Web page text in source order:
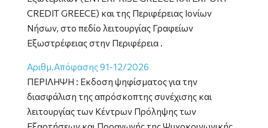
CREDIT GREECE) και της Περιφέρειας Ιονίων
Νήσων, στο πεδίο λειτουργίας Γραφείων
Εξωστρέφειας στην Περιφέρεια .
Αριθμ.Απόφασης 91-12/2026
ΠΕΡΙΛΗΨΗ : Εκδοση ψηφίσματος για την
διασφάλιση της απρόσκοπτης συνέχισης και
λειτουργίας των Κέντρων Πρόληψης των